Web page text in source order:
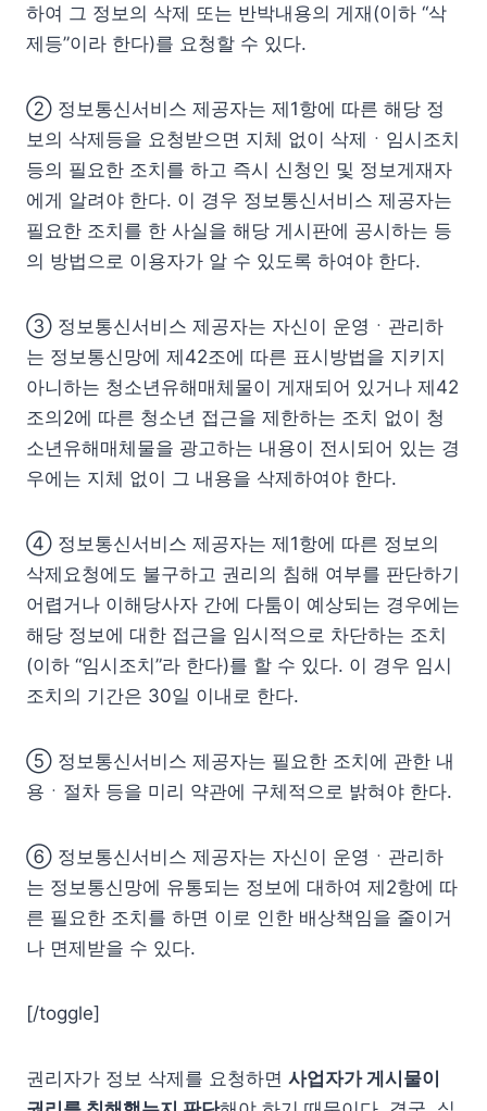
하여 그 정보의 삭제 또는 반박내용의 게재(이하 “삭
제등”이라 한다)를 요청할 수 있다.
② 정보통신서비스 제공자는 제1항에 따른 해당 정
보의 삭제등을 요청받으면 지체 없이 삭제ㆍ임시조치
등의 필요한 조치를 하고 즉시 신청인 및 정보게재자
에게 알려야 한다. 이 경우 정보통신서비스 제공자는
필요한 조치를 한 사실을 해당 게시판에 공시하는 등
의 방법으로 이용자가 알 수 있도록 하여야 한다.
③ 정보통신서비스 제공자는 자신이 운영ㆍ관리하
는 정보통신망에 제42조에 따른 표시방법을 지키지
아니하는 청소년유해매체물이 게재되어 있거나 제42
조의2에 따른 청소년 접근을 제한하는 조치 없이 청
소년유해매체물을 광고하는 내용이 전시되어 있는 경
우에는 지체 없이 그 내용을 삭제하여야 한다.
④ 정보통신서비스 제공자는 제1항에 따른 정보의
삭제요청에도 불구하고 권리의 침해 여부를 판단하기
어렵거나 이해당사자 간에 다툼이 예상되는 경우에는
해당 정보에 대한 접근을 임시적으로 차단하는 조치
(이하 “임시조치”라 한다)를 할 수 있다. 이 경우 임시
조치의 기간은 30일 이내로 한다.
⑤ 정보통신서비스 제공자는 필요한 조치에 관한 내
용ㆍ절차 등을 미리 약관에 구체적으로 밝혀야 한다.
⑥ 정보통신서비스 제공자는 자신이 운영ㆍ관리하
는 정보통신망에 유통되는 정보에 대하여 제2항에 따
른 필요한 조치를 하면 이로 인한 배상책임을 줄이거
나 면제받을 수 있다.
[/toggle]
권리자가 정보 삭제를 요청하면 사업자가 게시물이